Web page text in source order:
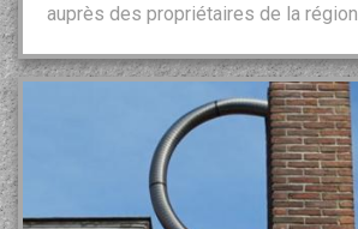
auprès des propriétaires de la région.